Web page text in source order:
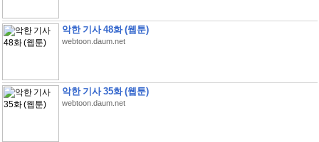
악한 기사 48화 (웹툰)
webtoon.daum.net
악한 기사 35화 (웹툰)
webtoon.daum.net